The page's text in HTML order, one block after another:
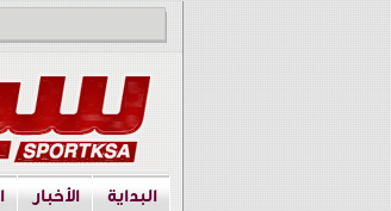
البداية الأخبار